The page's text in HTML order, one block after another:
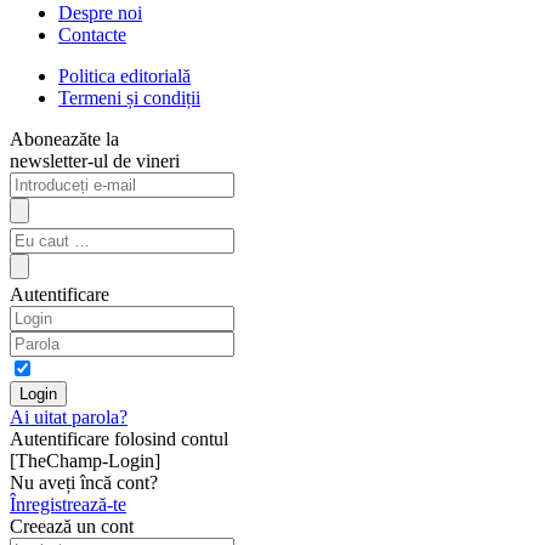
Despre noi
Contacte
Politica editorială
Termeni și condiții
Aboneazăte la
newsletter-ul de vineri
Autentificare
Ai uitat parola?
Autentificare folosind contul
[TheChamp-Login]
Nu aveți încă cont?
Înregistrează-te
Creează un cont